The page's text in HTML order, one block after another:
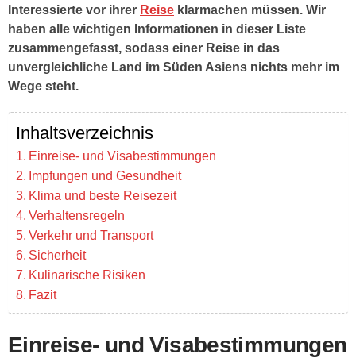
Interessierte vor ihrer Reise klarmachen müssen. Wir
haben alle wichtigen Informationen in dieser Liste
zusammengefasst, sodass einer Reise in das
unvergleichliche Land im Süden Asiens nichts mehr im
Wege steht.
Inhaltsverzeichnis
Einreise- und Visabestimmungen
Impfungen und Gesundheit
Klima und beste Reisezeit
Verhaltensregeln
Verkehr und Transport
Sicherheit
Kulinarische Risiken
Fazit
Einreise- und Visabestimmungen